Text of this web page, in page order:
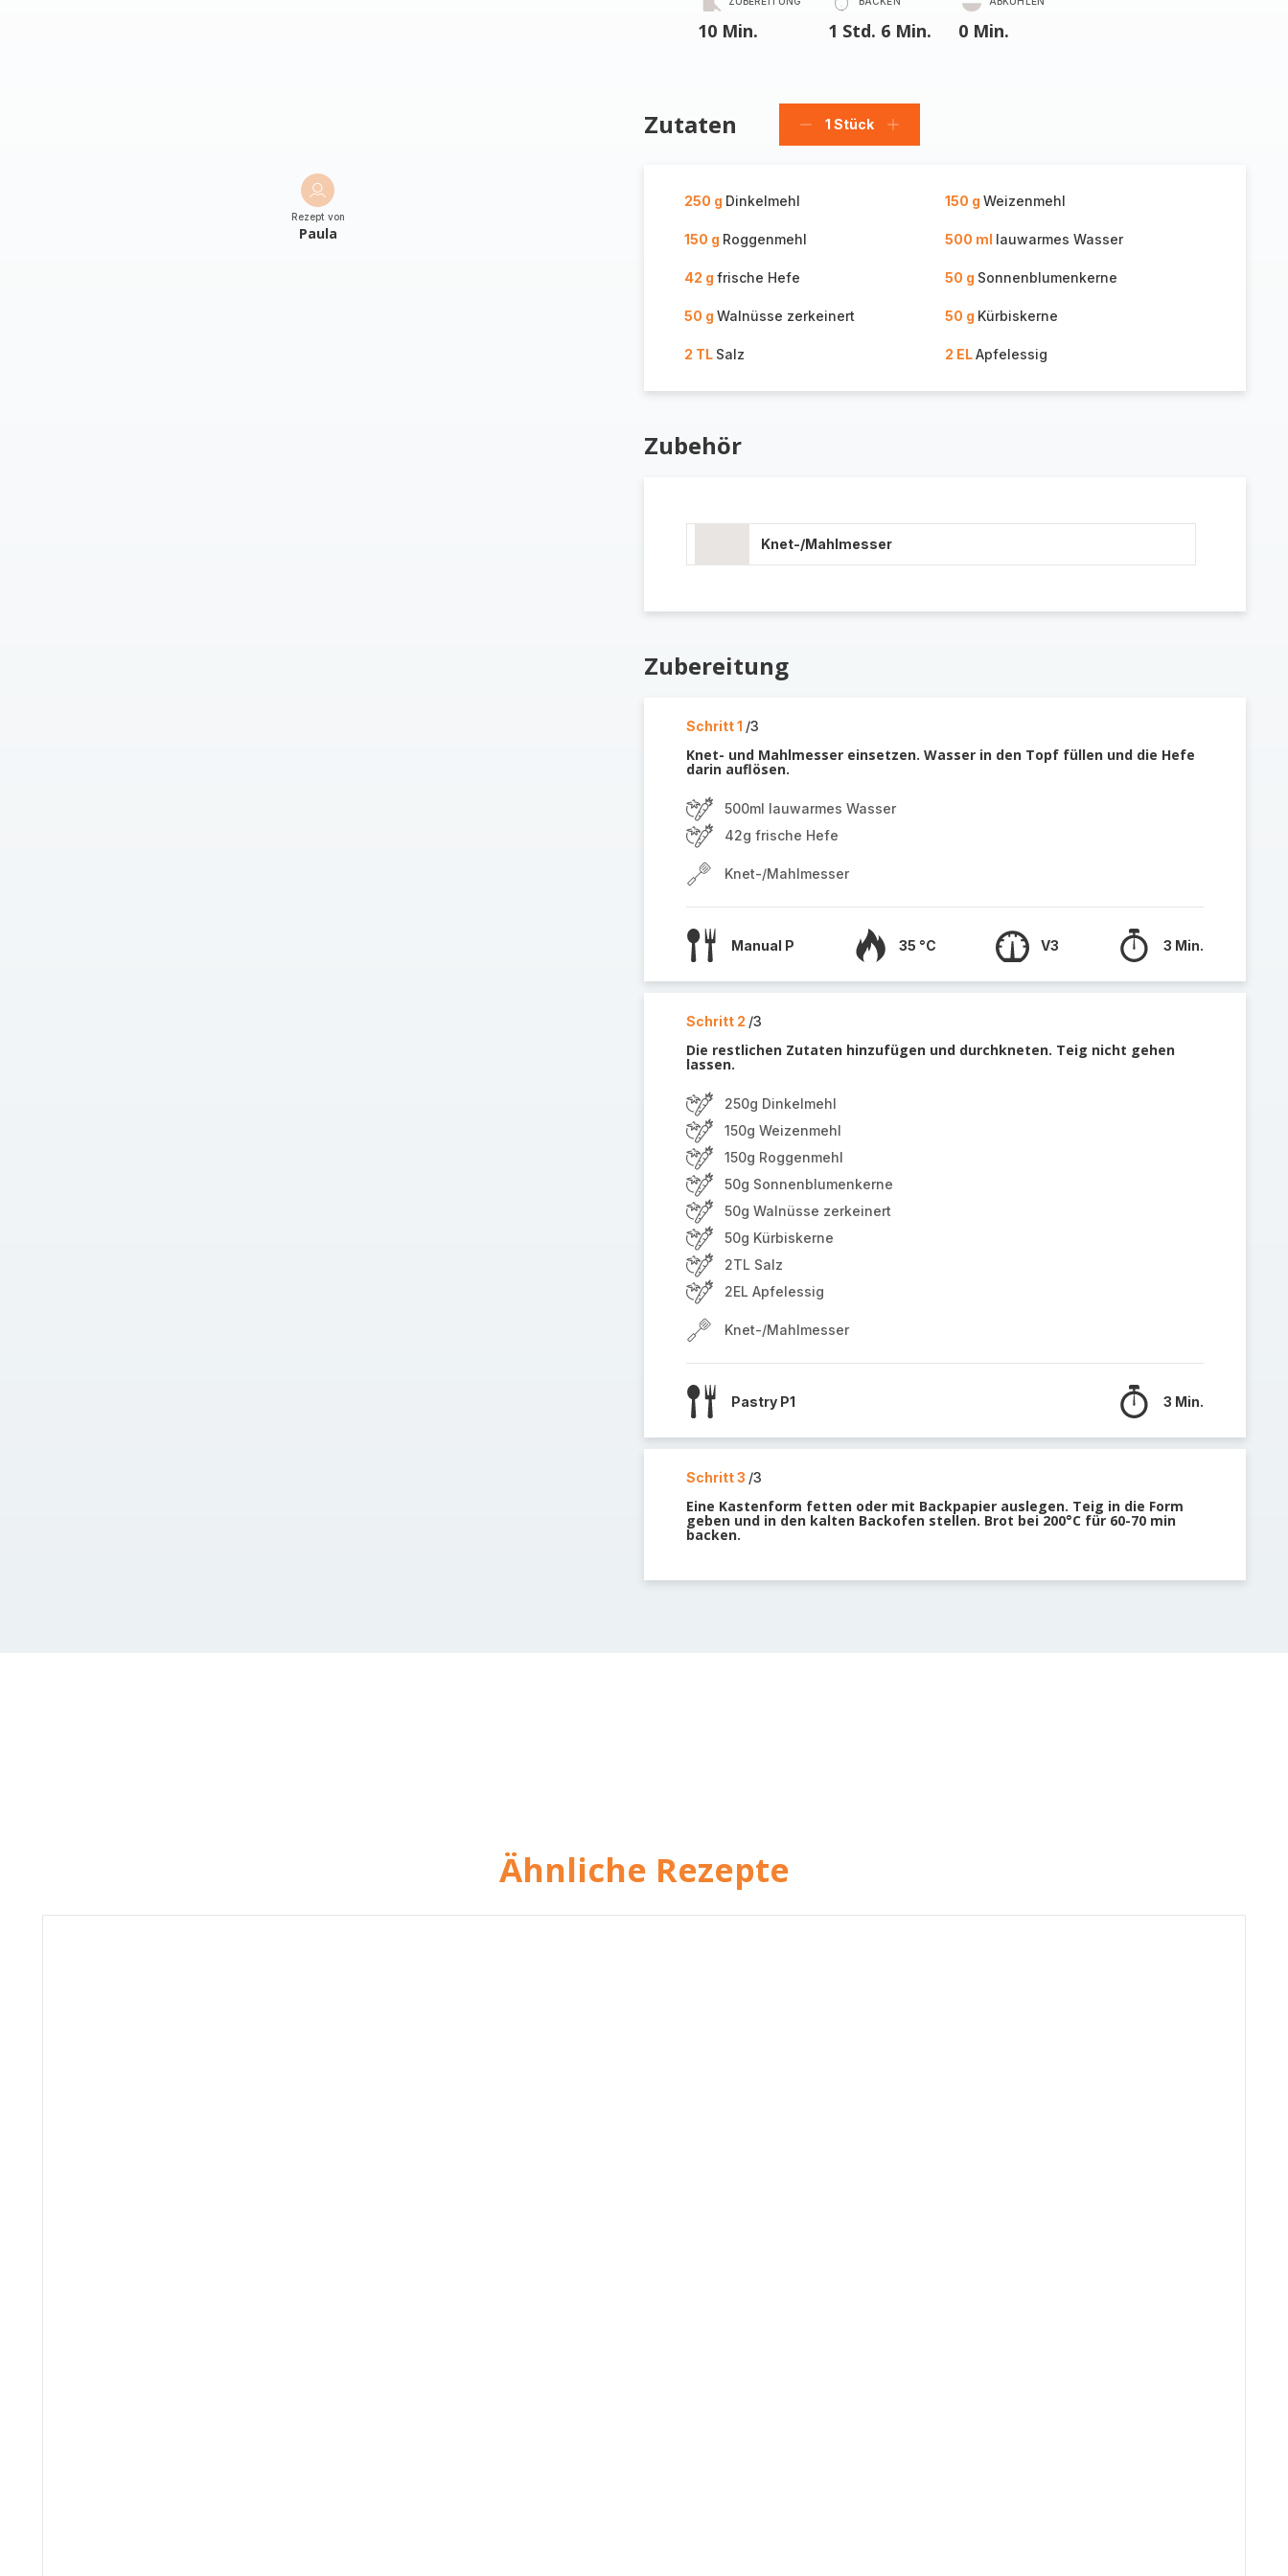
Rezept von
Paula
10 Min. 1 Std. 6 Min. 0 Min.
Zutaten
Stück1 Stück
Stück
250 g Dinkelmehl 150 g Weizenmehl
150 g Roggenmehl 500 ml lauwarmes Wasser
42 g frische Hefe 50 g Sonnenblumenkerne
50 g Walnüsse zerkeinert 50 g Kürbiskerne
2 TL Salz 2 ELApfelessig
Zubehör
Knet-/Mahlmesser
Zubereitung
Schritt 1 /3
Knet- und Mahlmesser einsetzen. Wasser in den Topf füllen und die Hefe
darin auflösen.
500ml lauwarmes Wasser
42g frische Hefe
Knet-/Mahlmesser
Manual P 35 °C V3 3 Min.
Schritt 2 /3
Die restlichen Zutaten hinzufügen und durchkneten. Teig nicht gehen
lassen.
250g Dinkelmehl
150g Weizenmehl
150g Roggenmehl
50g Sonnenblumenkerne
50g Walnüsse zerkeinert
50g Kürbiskerne
2TL Salz
2EL Apfelessig
Knet-/Mahlmesser
Pastry P1 3 Min.
Schritt 3 /3
Eine Kastenform fetten oder mit Backpapier auslegen. Teig in die Form
geben und in den kalten Backofen stellen. Brot bei 200°C für 60-70 min
backen.
Ähnliche Rezepte